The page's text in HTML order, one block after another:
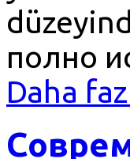
полно
Daha